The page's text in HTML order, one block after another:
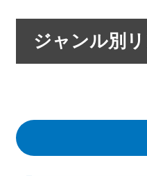
ジャンル別
災害・防災情報